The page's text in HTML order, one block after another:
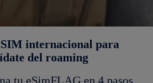
internacional para
del roaming